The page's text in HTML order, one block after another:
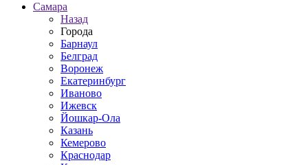
Самара
Назад
Города
Барнаул
Белград
Воронеж
Екатеринбург
Иваново
Ижевск
Йошкар-Ола
Казань
Кемерово
Краснодар